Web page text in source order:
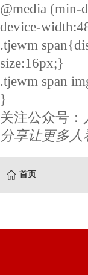
@media (min-
device-
.tjewm
size:16px;}
.tjewm span
}
关注公众号：
分享让更多人
首页